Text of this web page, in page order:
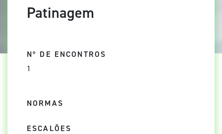
Patinagem
Nº DE ENCONTROS
1
NORMAS
ESCALÕES